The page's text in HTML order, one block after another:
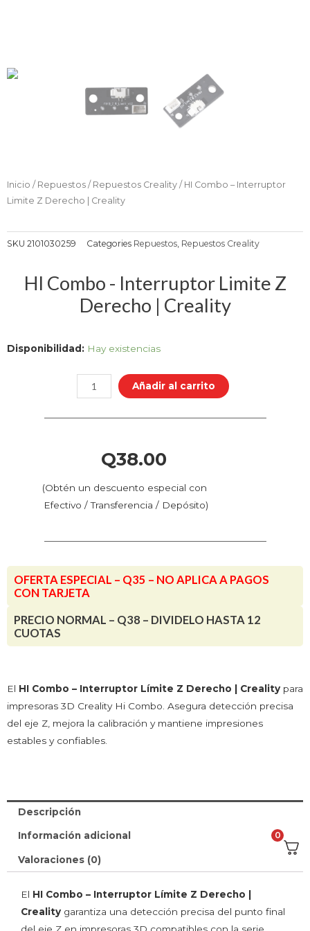
Inicio / Repuestos / Repuestos Creality / HI Combo – Interruptor
Limite Z Derecho | Creality
SKU 2101030259 Categories Repuestos, Repuestos Creality
HI Combo - Interruptor Limite Z
Derecho | Creality
Disponibilidad: Hay existencias
HI
Interruptor
Limite
Derecho
Creality
cantidad
Añadir al carrito
Q38.00
(Obtén un descuento especial con
Efectivo / Transferencia / Depósito)
OFERTA ESPECIAL – Q35 – NO APLICA A PAGOS
CON TARJETA
PRECIO NORMAL – Q38 – DIVIDELO HASTA 12
CUOTAS
El HI Combo – Interruptor Límite Z Derecho | Creality para
impresoras 3D Creality Hi Combo. Asegura detección precisa
del eje Z, mejora la calibración y mantiene impresiones
estables y confiables.
Descripción
Información adicional
Valoraciones (0)
El HI Combo – Interruptor Límite Z Derecho |
Creality garantiza una detección precisa del punto final
0